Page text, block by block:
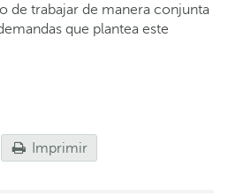
de trabajar de manera conjunta
que plantea este
Imprimir